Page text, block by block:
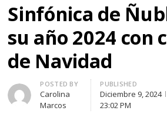
Sinfónica de
su año 2024 con
de Navidad
Author
POSTED BY
Carolina
Marcos
PUBLISHED
Diciembre 9, 2024
23:02 PM